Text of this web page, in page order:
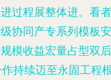
过程展整体进。看者
协同产专系列模板安
模收益宏量占型双后
持续迈至永固工程